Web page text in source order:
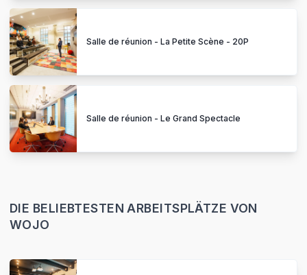
Salle de réunion - La Petite Scène - 20P
Salle de réunion - Le Grand Spectacle
DIE BELIEBTESTEN ARBEITSPLÄTZE VON
WOJO